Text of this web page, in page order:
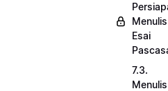
Menulis
Esai
7.3.
Menulis